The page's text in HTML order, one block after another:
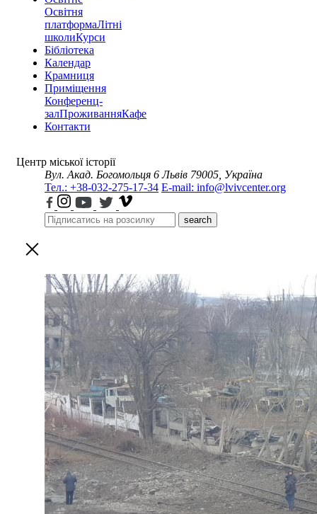
Освітня
платформаЛітні
школиКурси
Бібліотека
Календар
Крамниця
Приміщення
Конференц-
залПроживанняКафе
Контакти
Центр міської історії
Вул. Акад. Богомольця 6 Львів 79005, Україна
Тел.: +38-032-275-17-34 E-mail: info@lvivcenter.org
search